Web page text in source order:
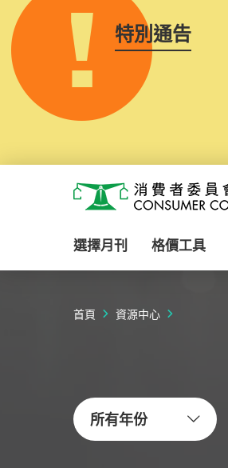
特別通告
消費者委員會
選擇月刊 格價工具
首頁 資源中心
所有年份